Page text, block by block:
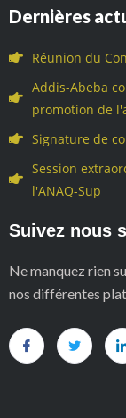
Dernières
Réunion du
Addis-Abeba
promotion de
Signature de
Session
l'ANAQ-Sup
Suivez nous
Ne manquez rien
nos différentes